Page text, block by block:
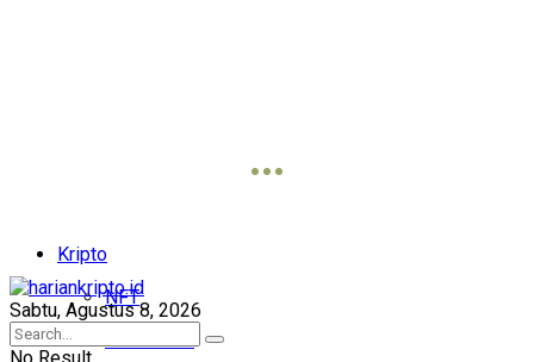
Kripto
NFT
Blockchain
Sabtu, Agustus 8, 2026